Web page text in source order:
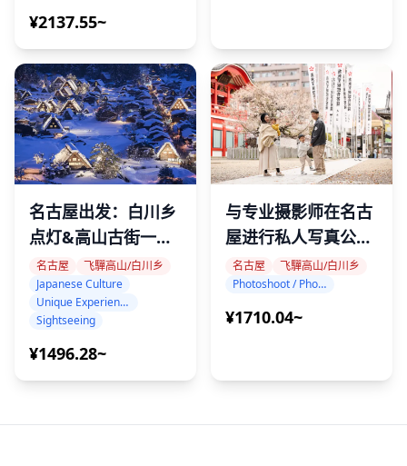
¥2137.55~
名古屋出发：白川乡
点灯&高山古街一日
游（不含展望台）
名古屋
飞驒高山/白川乡
Japanese Culture
Unique Experience
Sightseeing
¥1496.28~
与专业摄影师在名古
屋进行私人写真公路
之旅
名古屋
飞驒高山/白川乡
Photoshoot / Photo tour
¥1710.04~